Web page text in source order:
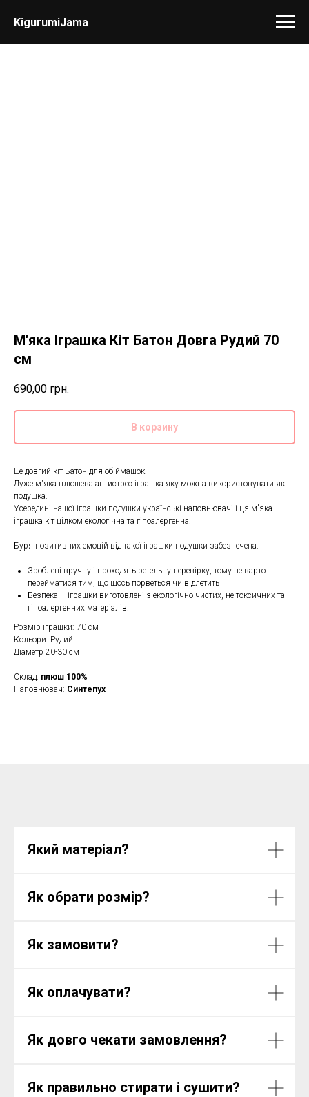
KigurumiJama
М'яка Іграшка Кіт Батон Довга Рудий 70
см
690,00 грн.
В корзину
Це довгий кіт Батон для обіймашок.
Дуже м'яка плюшева антистрес іграшка яку можна використовувати як
подушка.
Усередині нашої іграшки подушки українські наповнювачі і ця м'яка
іграшка кіт цілком екологічна та гіпоалергенна.
Буря позитивних емоцій від такої іграшки подушки забезпечена.
Зроблені вручну і проходять ретельну перевірку, тому не варто
перейматися тим, що щось порветься чи відлетить
Безпека – іграшки виготовлені з екологічно чистих, не токсичних та
гіпоалергенних матеріалів.
Розмір іграшки: 70 см
Кольори: Рудий
Діаметр 20-30 см
Склад: плюш 100%
Наповнювач: Синтепух
Який матеріал?
Як обрати розмір?
Як замовити?
Як оплачувати?
Як довго чекати замовлення?
Як правильно стирати і сушити?